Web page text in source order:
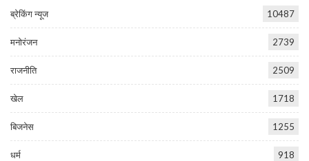
ब्रेकिंग न्यूज 10487
मनोरंजन 2739
राजनीति 2509
खेल 1718
बिजनेस 1255
धर्म 918